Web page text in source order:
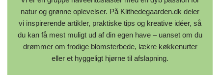
natur og grønne oplevelser. På Klithedegaarden.dk deler
vi inspirerende artikler, praktiske tips og kreative idéer, så
du kan få mest muligt ud af din egen have – uanset om du
drømmer om frodige blomsterbede, lækre køkkenurter
eller et hyggeligt hjørne til afslapning.